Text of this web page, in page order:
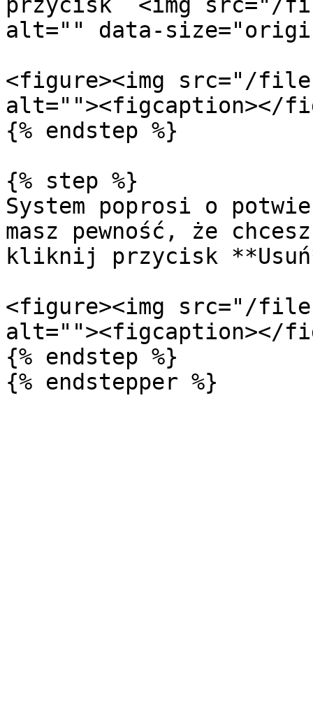
alt="" data-
<figure><img src="/
alt=""><figcaption></
{% endstep %}
{% step %}
System poprosi o
masz pewność, że
kliknij przycisk
<figure><img src="/files/
alt=""><figcaption></
{% endstep %}